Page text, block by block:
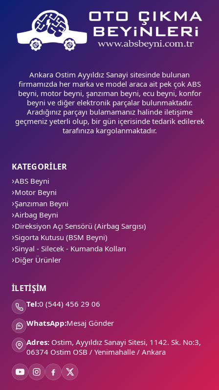
Ankara Ostim Ayyıldız Sanayi sitesinde bulunan
firmamızda her marka ve model araca ait pek çok ABS
beyni, motor beyni, şanzıman beyni, ecu beyni, konfor
beyni ve diğer elektronik parçalar bulunmaktadır.
Aradığınız parçayı bulamamanız halinde iletişime
geçmeniz yeterli olup, bir gün içerisinde tedarik edilerek
tarafınıza kargolanmaktadır.
KATEGORİLER
ABS Beyni
Motor Beyni
Şanzıman Beyni
Airbag Beyni
Direksiyon Açı Sensörü (Airbag Sargısı)
Sigorta Kutusu (BSM Beyni)
Sinyal - Silecek - Kumanda Kolları
Diğer Ürünler
İLETİŞİM
Tel:0 (544) 456 29 06
WhatsApp:Mesaj Gönder
Adres: Ostim, Ayyıldız Sanayi Sitesi, 1142. Sk. No:3,
06374 Ostim OSB / Yenimahalle / Ankara